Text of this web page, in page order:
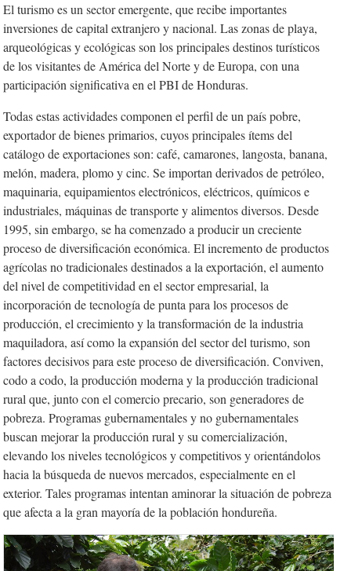
El turismo es un sector emergente, que recibe importantes
inversiones de capital extranjero y nacional. Las zonas de playa,
arqueológicas y ecológicas son los principales destinos turísticos
de los visitantes de América del Norte y de Europa, con una
participación significativa en el PBI de Honduras.
Todas estas actividades componen el perfil de un país pobre,
exportador de bienes primarios, cuyos principales ítems del
catálogo de exportaciones son: café, camarones, langosta, banana,
melón, madera, plomo y cinc. Se importan derivados de petróleo,
maquinaria, equipamientos electrónicos, eléctricos, químicos e
industriales, máquinas de transporte y alimentos diversos. Desde
1995, sin embargo, se ha comenzado a producir un creciente
proceso de diversificación económica. El incremento de productos
agrícolas no tradicionales destinados a la exportación, el aumento
del nivel de competitividad en el sector empresarial, la
incorporación de tecnología de punta para los procesos de
producción, el crecimiento y la transformación de la industria
maquiladora, así como la expansión del sector del turismo, son
factores decisivos para este proceso de diversificación. Conviven,
codo a codo, la producción moderna y la producción tradicional
rural que, junto con el comercio precario, son generadores de
pobreza. Programas gubernamentales y no gubernamentales
buscan mejorar la producción rural y su comercialización,
elevando los niveles tecnológicos y competitivos y orientándolos
hacia la búsqueda de nuevos mercados, especialmente en el
exterior. Tales programas intentan aminorar la situación de pobreza
que afecta a la gran mayoría de la población hondureña.